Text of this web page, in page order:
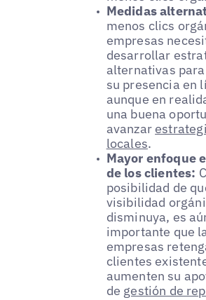
Medidas
menos clics
empresas
desarrollar
alternativas
su presencia en
aunque en
una buena
avanzar
locales.
Mayor enfoque
de los clientes:
posibilidad de
visibilidad
disminuya, es
importante que
empresas
clientes
aumenten su
de gestión de